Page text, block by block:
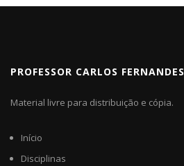
PROFESSOR CARLOS FERNANDES
Material livre para distribuição e cópia.
Início
Disciplinas